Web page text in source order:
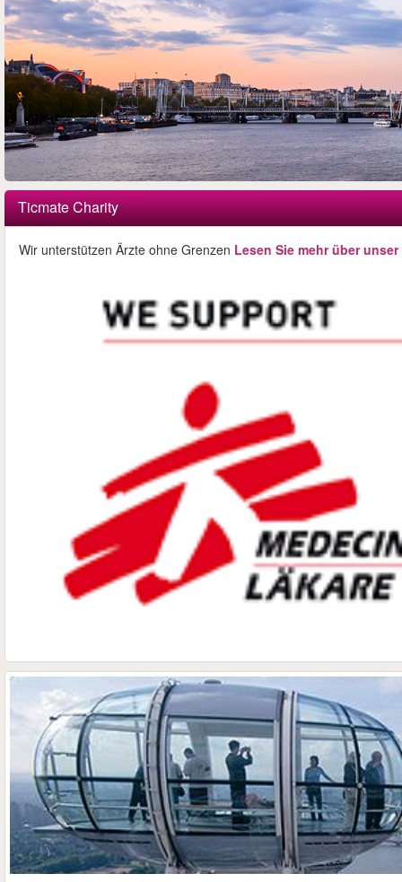
Ticmate Charity
Wir unterstützen Ärzte ohne Grenzen Lesen Sie mehr über